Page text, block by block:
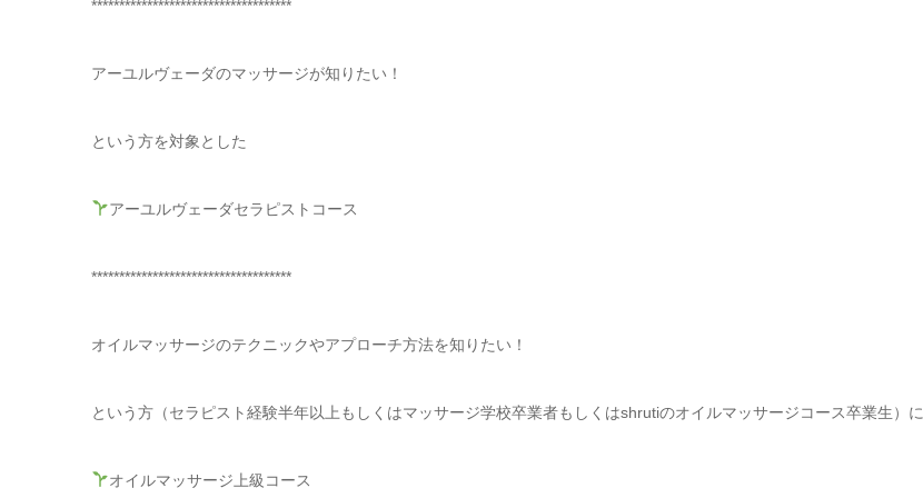
************************************
アーユルヴェーダのマッサージが知りたい！
という方を対象とした
アーユルヴェーダセラピストコース
************************************
オイルマッサージのテクニックやアプローチ方法を知りたい！
という方（セラピスト経験半年以上もしくはマッサージ学校卒業者もしくはshrutiのオイルマッサージコース卒業生）に
オイルマッサージ上級コース